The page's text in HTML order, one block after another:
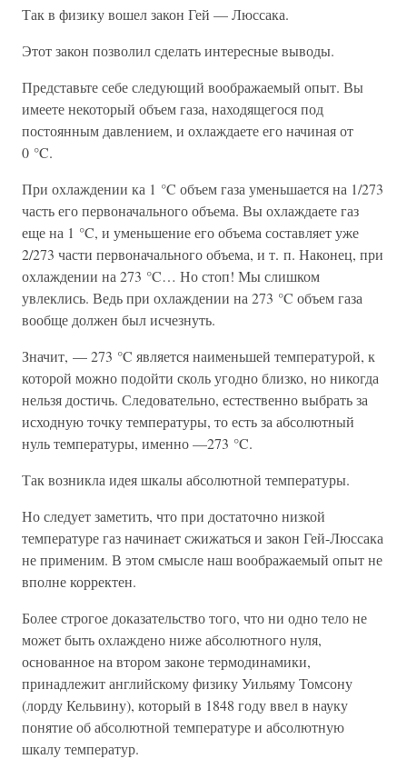
Так в физику вошел закон Гей — Люссака.
Этот закон позволил сделать интересные выводы.
Представьте себе следующий воображаемый опыт. Вы
имеете некоторый объем газа, находящегося под
постоянным давлением, и охлаждаете его начиная от
0 °C.
При охлаждении ка 1 °C объем газа уменьшается на 1/273
часть его первоначального объема. Вы охлаждаете газ
еще на 1 °C, и уменьшение его объема составляет уже
2/273 части первоначального объема, и т. п. Наконец, при
охлаждении на 273 °C… Но стоп! Мы слишком
увлеклись. Ведь при охлаждении на 273 °C объем газа
вообще должен был исчезнуть.
Значит, — 273 °C является наименьшей температурой, к
которой можно подойти сколь угодно близко, но никогда
нельзя достичь. Следовательно, естественно выбрать за
исходную точку температуры, то есть за абсолютный
нуль температуры, именно —273 °C.
Так возникла идея шкалы абсолютной температуры.
Но следует заметить, что при достаточно низкой
температуре газ начинает сжижаться и закон Гей-Люссака
не применим. В этом смысле наш воображаемый опыт не
вполне корректен.
Более строгое доказательство того, что ни одно тело не
может быть охлаждено ниже абсолютного нуля,
основанное на втором законе термодинамики,
принадлежит английскому физику Уильяму Томсону
(лорду Кельвину), который в 1848 году ввел в науку
понятие об абсолютной температуре и абсолютную
шкалу температур.